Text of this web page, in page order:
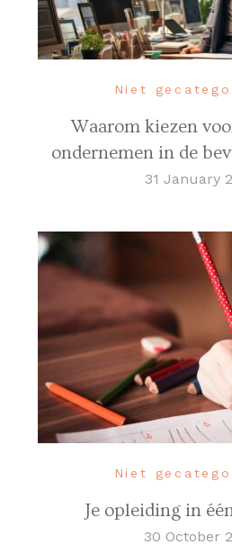
Niet
Waarom kiezen
ondernemen in de
31 January
Niet
Je opleiding in
30 October